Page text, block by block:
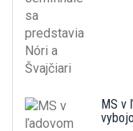
MS v